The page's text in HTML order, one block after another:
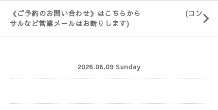
《ご予約のお問い合わせ》はこちらから (コン
サルなど営業メールはお断りします)
2026.08.09 Sunday